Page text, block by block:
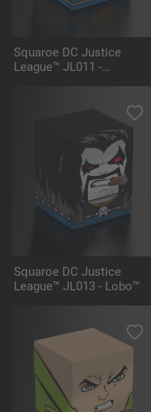
Squaroe DC Justice
League™ JL011 -
Squaroe DC Justice
League™ JL013 - Lobo™